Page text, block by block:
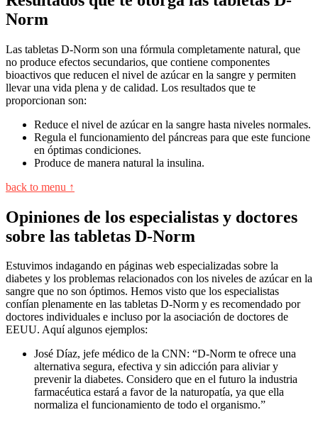
Norm
Las tabletas D-Norm son una fórmula completamente natural, que
no produce efectos secundarios, que contiene componentes
bioactivos que reducen el nivel de azúcar en la sangre y permiten
llevar una vida plena y de calidad. Los resultados que te
proporcionan son:
Reduce el nivel de azúcar en la sangre hasta niveles normales.
Regula el funcionamiento del páncreas para que este funcione
en óptimas condiciones.
Produce de manera natural la insulina.
back to menu ↑
Opiniones de los especialistas y doctores
sobre las tabletas D-Norm
Estuvimos indagando en páginas web especializadas sobre la
diabetes y los problemas relacionados con los niveles de azúcar en la
sangre que no son óptimos. Hemos visto que los especialistas
confían plenamente en las tabletas D-Norm y es recomendado por
doctores individuales e incluso por la asociación de doctores de
EEUU. Aquí algunos ejemplos:
José Díaz, jefe médico de la CNN: “D-Norm te ofrece una
alternativa segura, efectiva y sin adicción para aliviar y
prevenir la diabetes. Considero que en el futuro la industria
farmacéutica estará a favor de la naturopatía, ya que ella
normaliza el funcionamiento de todo el organismo.”